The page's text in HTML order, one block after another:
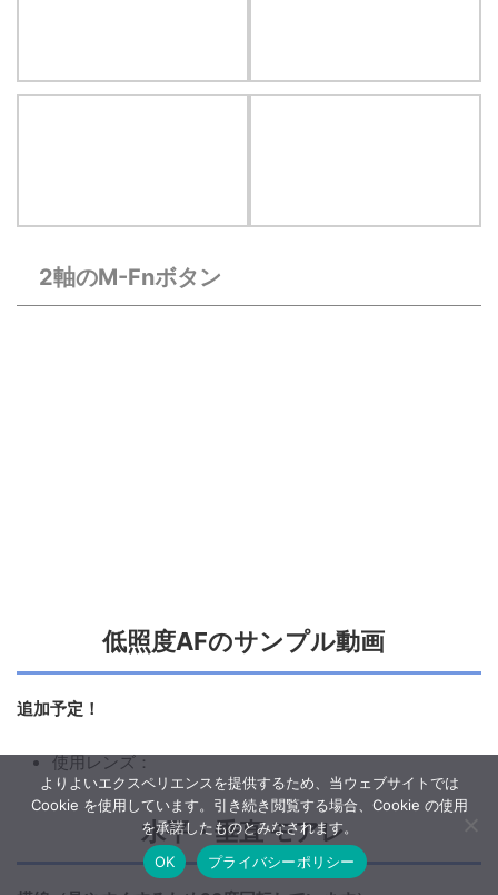
2軸のM-Fnボタン
低照度AFのサンプル動画
追加予定！
使用レンズ：
水平・垂直 モアレ
よりよいエクスペリエンスを提供するため、当ウェブサイトでは
Cookie を使用しています。引き続き閲覧する場合、Cookie の使用
を承諾したものとみなされます。
OK
プライバシーポリシー